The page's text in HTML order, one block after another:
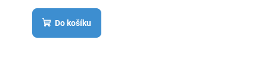
Do košíku